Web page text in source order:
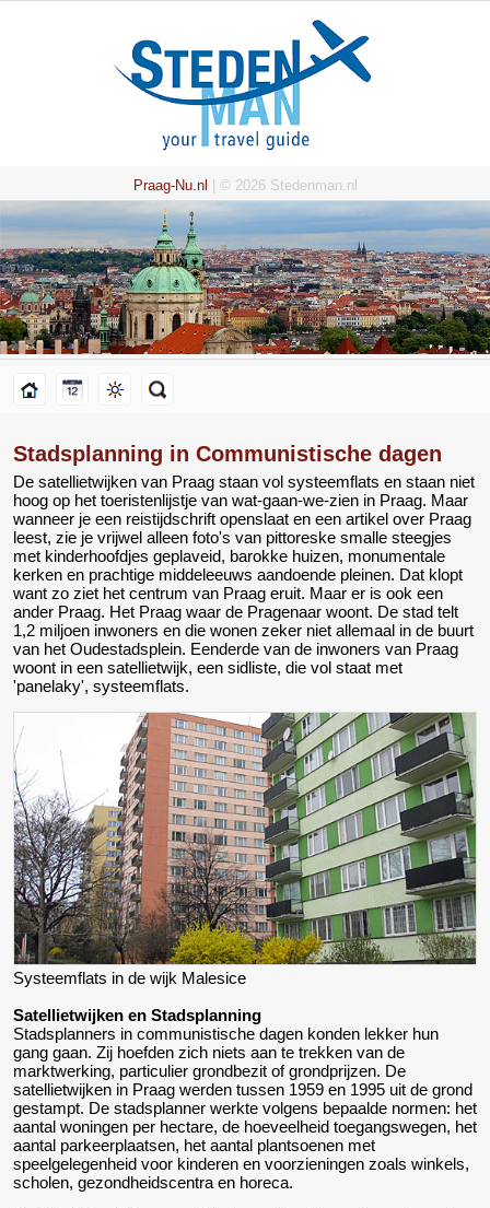
Praag-Nu.nl | © 2026 Stedenman.nl
Stadsplanning in Communistische dagen
De satellietwijken van Praag staan vol systeemflats en staan niet
hoog op het toeristenlijstje van wat-gaan-we-zien in Praag. Maar
wanneer je een reistijdschrift openslaat en een artikel over Praag
leest, zie je vrijwel alleen foto's van pittoreske smalle steegjes
met kinderhoofdjes geplaveid, barokke huizen, monumentale
kerken en prachtige middeleeuws aandoende pleinen. Dat klopt
want zo ziet het centrum van Praag eruit. Maar er is ook een
ander Praag. Het Praag waar de Pragenaar woont. De stad telt
1,2 miljoen inwoners en die wonen zeker niet allemaal in de buurt
van het Oudestadsplein. Eenderde van de inwoners van Praag
woont in een satellietwijk, een sidliste, die vol staat met
'panelaky', systeemflats.
Systeemflats in de wijk Malesice
Satellietwijken en Stadsplanning
Stadsplanners in communistische dagen konden lekker hun
gang gaan. Zij hoefden zich niets aan te trekken van de
marktwerking, particulier grondbezit of grondprijzen. De
satellietwijken in Praag werden tussen 1959 en 1995 uit de grond
gestampt. De stadsplanner werkte volgens bepaalde normen: het
aantal woningen per hectare, de hoeveelheid toegangswegen, het
aantal parkeerplaatsen, het aantal plantsoenen met
speelgelegenheid voor kinderen en voorzieningen zoals winkels,
scholen, gezondheidscentra en horeca.